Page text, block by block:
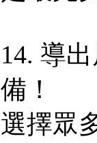
14. 導
備！
選擇眾